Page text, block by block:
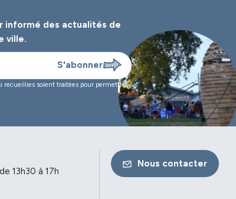
informé des actualités de
ville.
recueillies soient traitées pour permettre
13h30 à 17h
Nous contacter